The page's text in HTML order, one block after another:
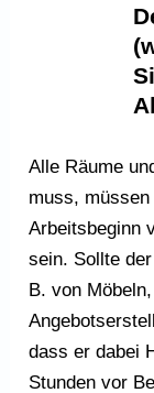
Alle Räume
muss,
Arbeitsbeginn
sein. Sollte
B. von
dass er dabei
Stunden vor